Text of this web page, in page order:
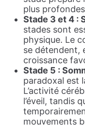
plus
Stade 3 et 4 :
stades sont
physique. Le
se détendent,
croissance
Stade 5 :
paradoxal est
L’activité
l’éveil, tandis
mouvements